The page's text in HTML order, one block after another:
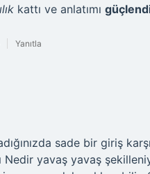
kattı ve anlatımı
Yanıtla
sade bir giriş
Nedir yavaş yavaş